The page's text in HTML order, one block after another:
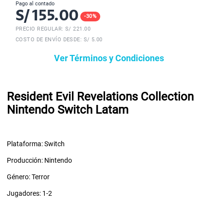
Pago al contado
S/155.00 -30%
PRECIO REGULAR: S/221.00
COSTO DE ENVÍO DESDE: S/ 5.00
Ver Términos y Condiciones
Resident Evil Revelations Collection
Nintendo Switch Latam
Plataforma: Switch
Producción: Nintendo
Género: Terror
Jugadores: 1-2